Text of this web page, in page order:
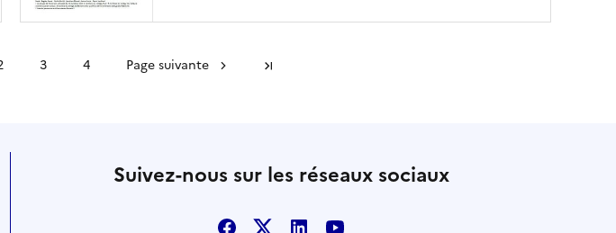
3 4 Page suivante
Suivez-nous sur les réseaux sociaux